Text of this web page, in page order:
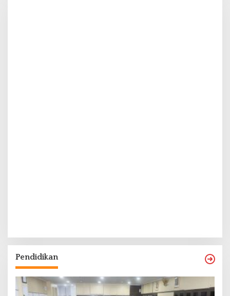
Pendidikan